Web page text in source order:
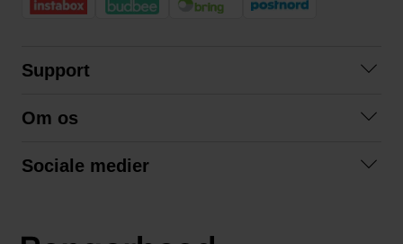
Support
Betingelser
Om os
Sociale medier